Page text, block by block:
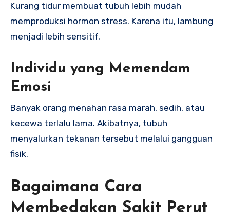
Kurang tidur membuat tubuh lebih mudah
memproduksi hormon stress. Karena itu, lambung
menjadi lebih sensitif.
Individu yang Memendam
Emosi
Banyak orang menahan rasa marah, sedih, atau
kecewa terlalu lama. Akibatnya, tubuh
menyalurkan tekanan tersebut melalui gangguan
fisik.
Bagaimana Cara
Membedakan Sakit Perut